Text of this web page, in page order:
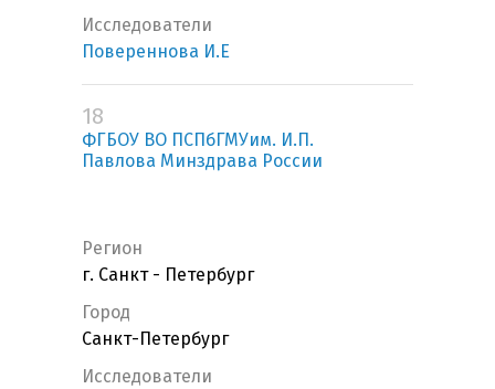
Исследователи
Повереннова И.Е
18
ФГБОУ ВО ПСПбГМУим. И.П.
Павлова Минздрава России
Регион
г. Санкт - Петербург
Город
Санкт-Петербург
Исследователи